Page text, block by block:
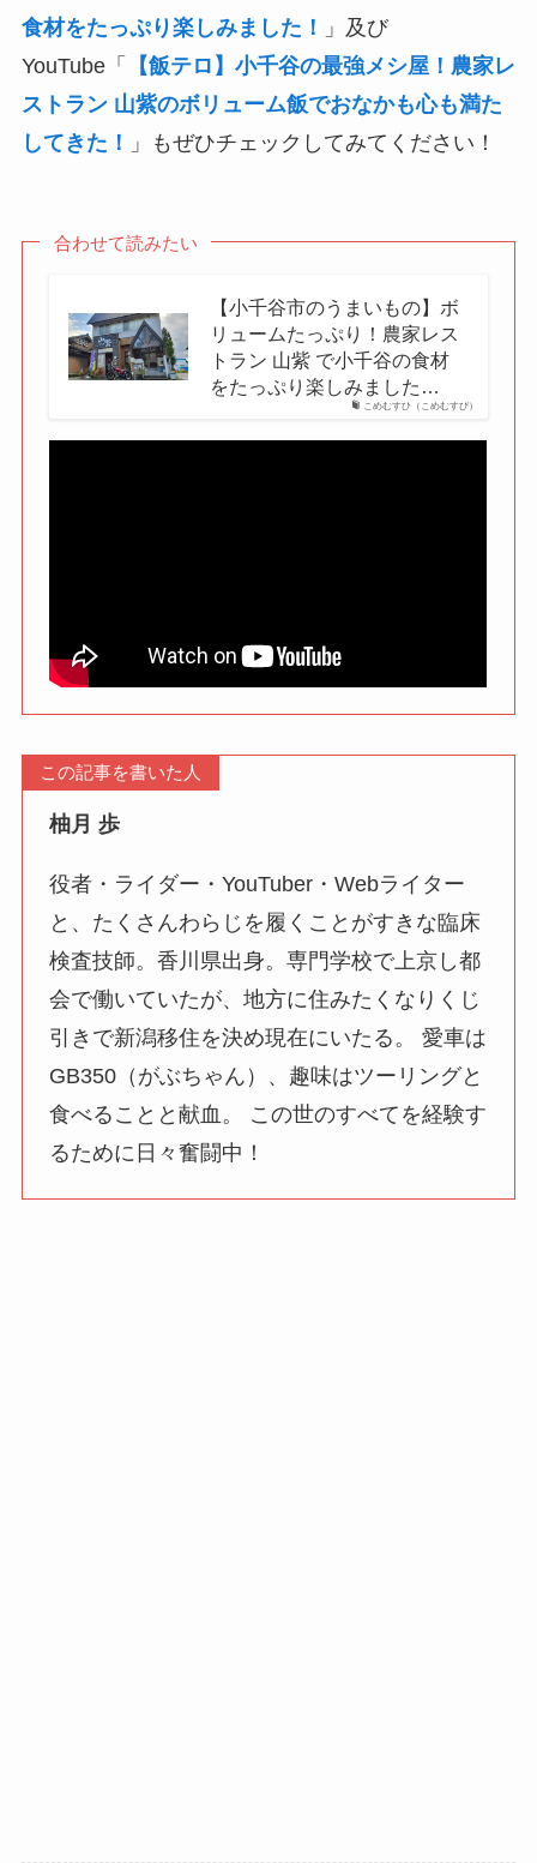
食材をたっぷり楽しみました！
」及び
YouTube「
【飯テロ】小千谷の最強メシ屋！農家レ
ストラン 山紫のボリューム飯でおなかも心も満た
してきた！
」もぜひチェックしてみてください！
合わせて読みたい
こめむすひ（こめむすび）
【小千谷市のうまいもの】ボ
リュームたっぷり！農家レス
トラン 山紫 で小千谷の食材
をたっぷり楽しみました…
この記事を書いた人
柚月 歩
役者・ライダー・YouTuber・Webライター
と、たくさんわらじを履くことがすきな臨床
検査技師。香川県出身。専門学校で上京し都
会で働いていたが、地方に住みたくなりくじ
引きで新潟移住を決め現在にいたる。 愛車は
GB350（がぶちゃん）、趣味はツーリングと
食べることと献血。 この世のすべてを経験す
るために日々奮闘中！